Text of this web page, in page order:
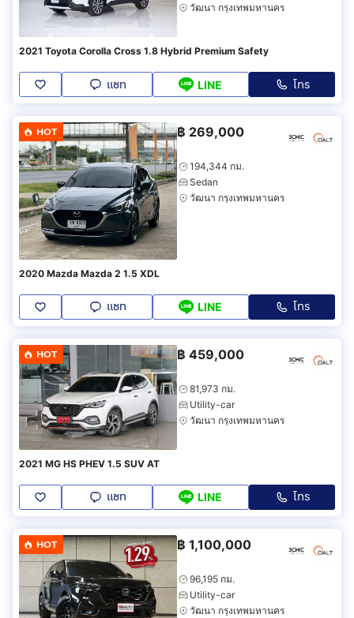
วัฒนา กรุงเทพมหานคร
2021 Toyota Corolla Cross 1.8 Hybrid Premium Safety
แชท LINE โทร
HOT ฿ 269,000
194,344 กม.
Sedan
วัฒนา กรุงเทพมหานคร
2020 Mazda Mazda 2 1.5 XDL
แชท LINE โทร
HOT ฿ 459,000
81,973 กม.
Utility-car
วัฒนา กรุงเทพมหานคร
2021 MG HS PHEV 1.5 SUV AT
แชท LINE โทร
HOT ฿ 1,100,000
96,195 กม.
Utility-car
วัฒนา กรุงเทพมหานคร